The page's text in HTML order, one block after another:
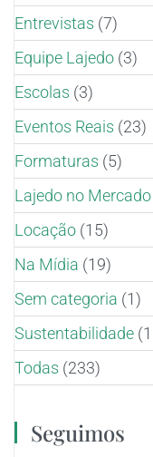
Entrevistas (7)
Equipe Lajedo (3)
Escolas (3)
Eventos Reais (23)
Formaturas (5)
Lajedo no Mercado
Locação (15)
Na Mídia (19)
Sem categoria (1)
Sustentabilidade
Todas (233)
Seguimos